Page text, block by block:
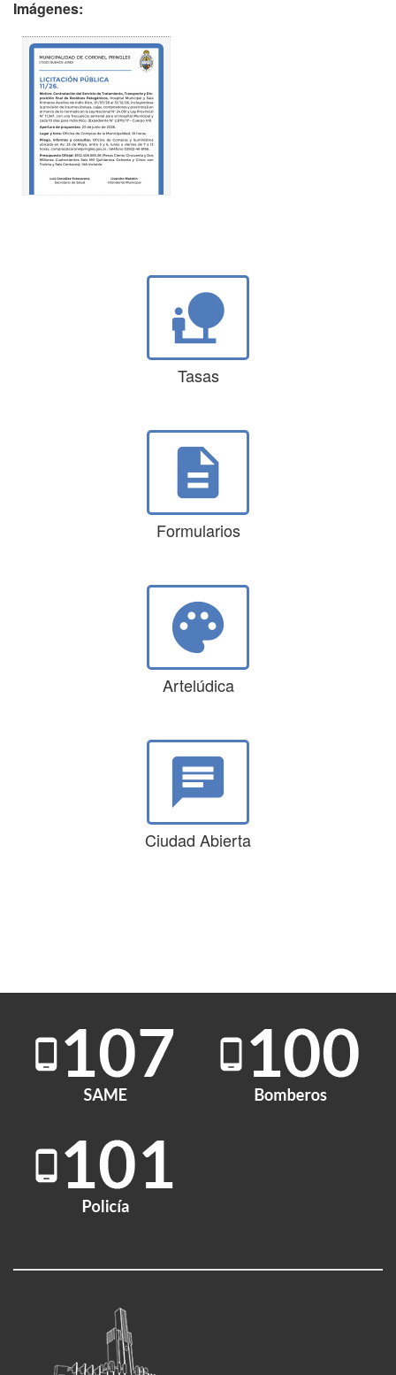
Imágenes:
nature_people
Tasas
description
Formularios
palette
Artelúdica
chat
Ciudad Abierta